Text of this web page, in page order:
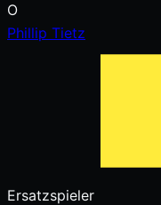
O
Phillip Tietz
Ersatzspieler